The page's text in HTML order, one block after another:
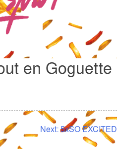
en Goguette
Next:5xSO EXCITED